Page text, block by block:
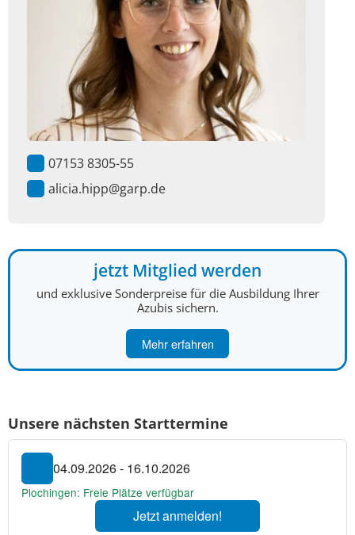
07153 8305-55
alicia.hipp@garp.de
jetzt Mitglied werden
und exklusive Sonderpreise für die Ausbildung Ihrer
Azubis sichern.
Mehr erfahren
Unsere nächsten Starttermine
04.09.2026 - 16.10.2026
Plochingen: Freie Plätze verfügbar
Jetzt anmelden!